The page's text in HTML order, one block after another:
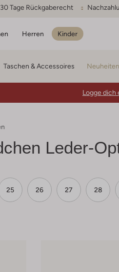
30 Tage Rückgaberecht
Herren Kinder
Taschen & Accessoires Neuheiten
Logge dich
Leder-
25 26 27 28